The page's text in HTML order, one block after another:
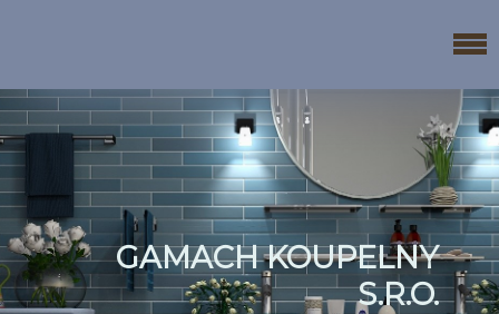
GAMACH KOUPELNY
S.R.O.